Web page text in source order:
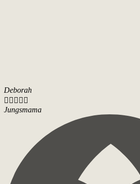
Deborah
    
Jungsmama